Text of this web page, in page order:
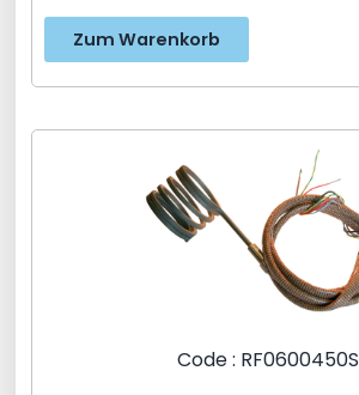
Zum Warenkorb
Code : RF0600450S